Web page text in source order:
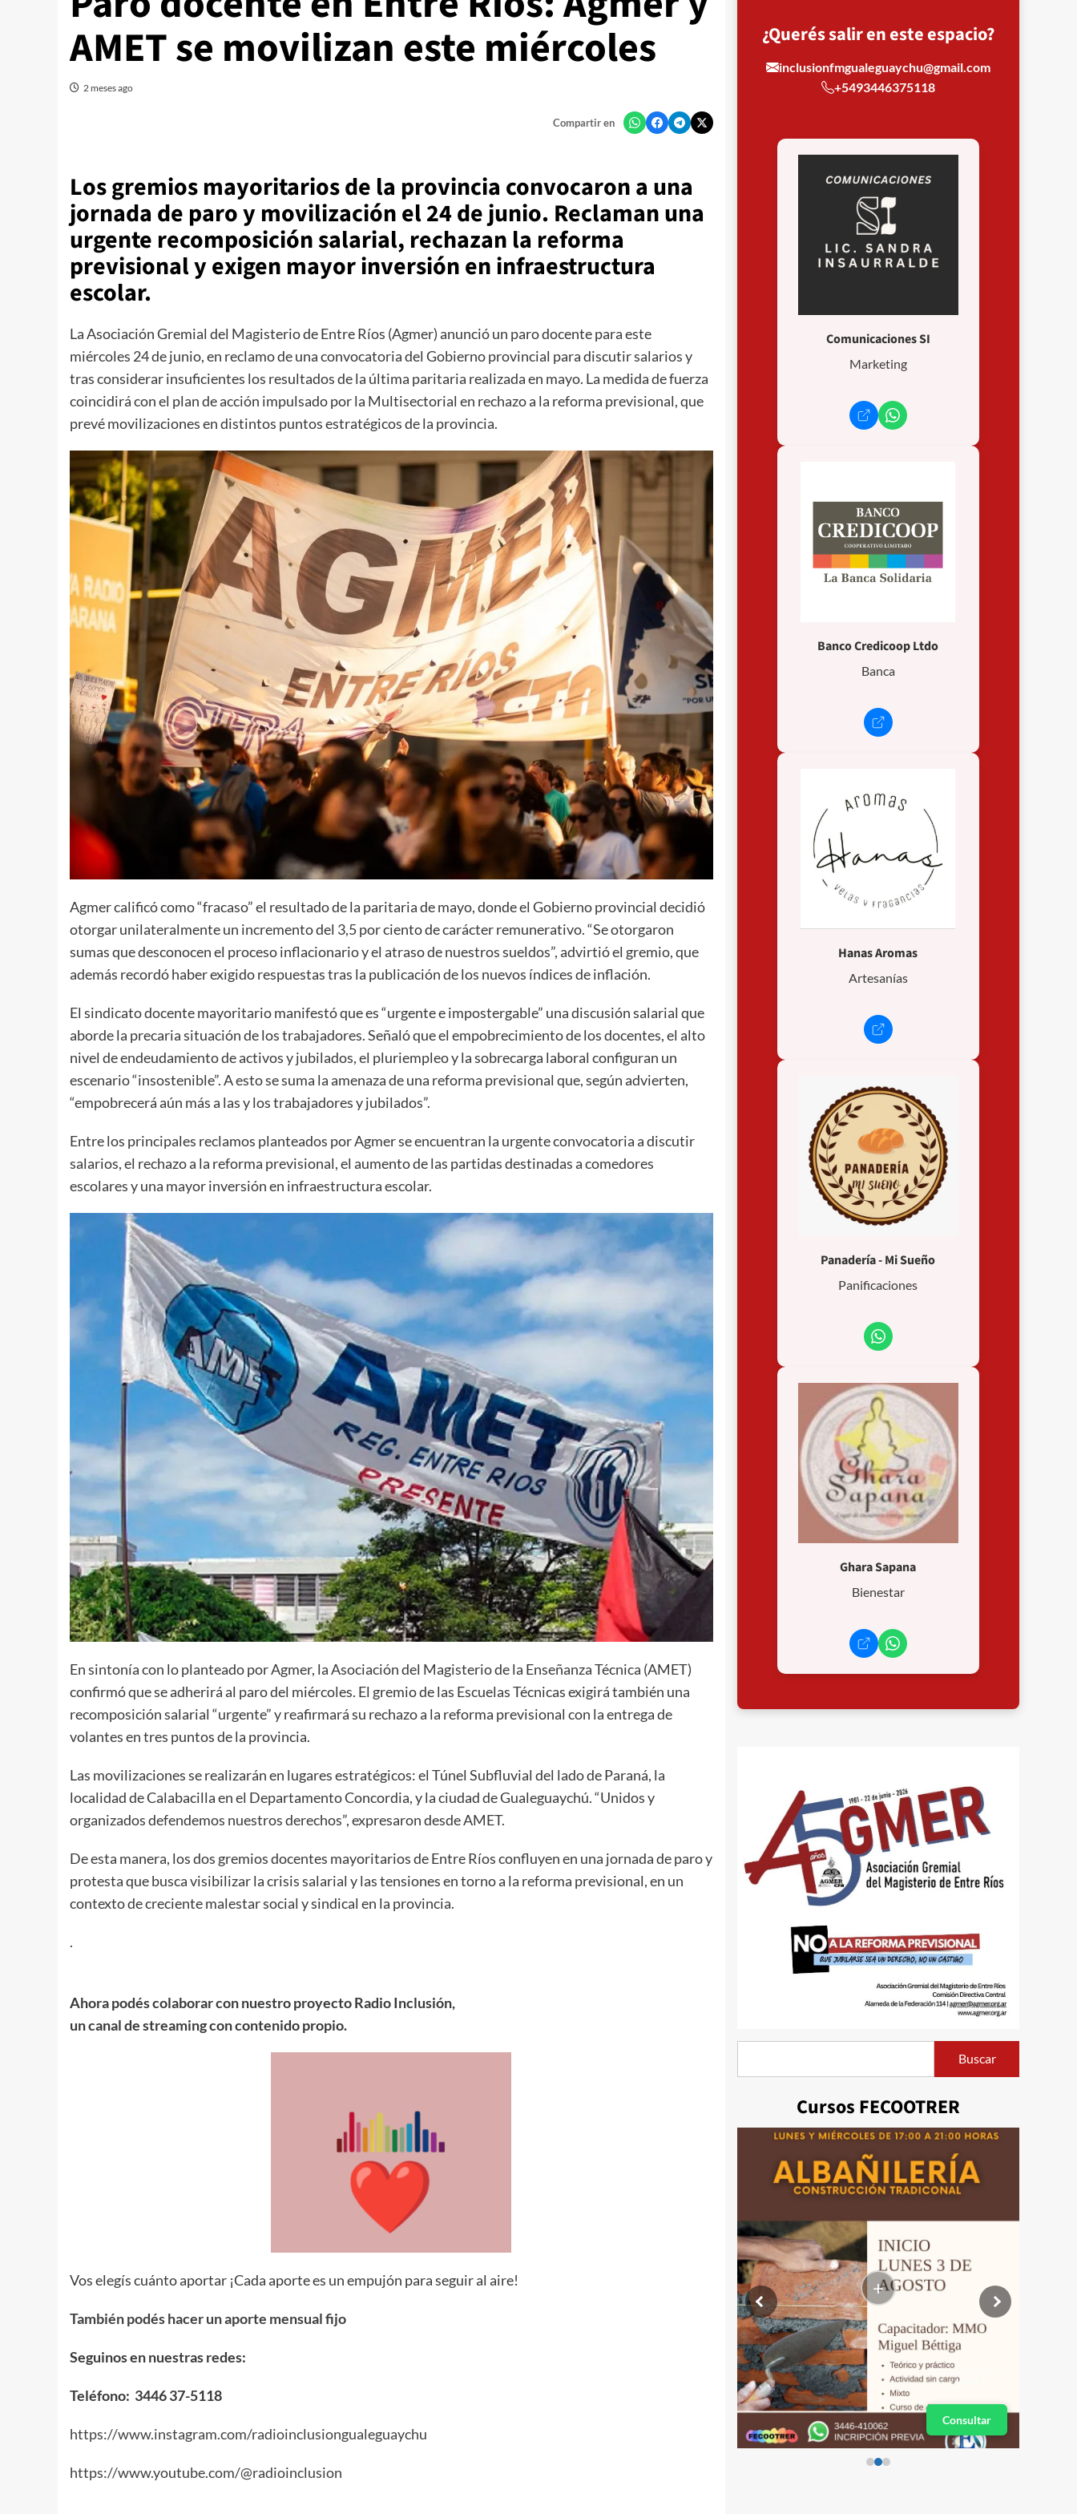
AMET se movilizan este miércoles
2 meses ago
Compartir en
Los gremios mayoritarios de la provincia convocaron a una
jornada de paro y movilización el 24 de junio. Reclaman una
urgente recomposición salarial, rechazan la reforma
previsional y exigen mayor inversión en infraestructura
escolar.
La Asociación Gremial del Magisterio de Entre Ríos (Agmer) anunció un paro docente para este
miércoles 24 de junio, en reclamo de una convocatoria del Gobierno provincial para discutir salarios y
tras considerar insuficientes los resultados de la última paritaria realizada en mayo. La medida de fuerza
coincidirá con el plan de acción impulsado por la Multisectorial en rechazo a la reforma previsional, que
prevé movilizaciones en distintos puntos estratégicos de la provincia.
Agmer calificó como “fracaso” el resultado de la paritaria de mayo, donde el Gobierno provincial decidió
otorgar unilateralmente un incremento del 3,5 por ciento de carácter remunerativo. “Se otorgaron
sumas que desconocen el proceso inflacionario y el atraso de nuestros sueldos”, advirtió el gremio, que
además recordó haber exigido respuestas tras la publicación de los nuevos índices de inflación.
El sindicato docente mayoritario manifestó que es “urgente e impostergable” una discusión salarial que
aborde la precaria situación de los trabajadores. Señaló que el empobrecimiento de los docentes, el alto
nivel de endeudamiento de activos y jubilados, el pluriempleo y la sobrecarga laboral configuran un
escenario “insostenible”. A esto se suma la amenaza de una reforma previsional que, según advierten,
“empobrecerá aún más a las y los trabajadores y jubilados”.
Entre los principales reclamos planteados por Agmer se encuentran la urgente convocatoria a discutir
salarios, el rechazo a la reforma previsional, el aumento de las partidas destinadas a comedores
escolares y una mayor inversión en infraestructura escolar.
En sintonía con lo planteado por Agmer, la Asociación del Magisterio de la Enseñanza Técnica (AMET)
confirmó que se adherirá al paro del miércoles. El gremio de las Escuelas Técnicas exigirá también una
recomposición salarial “urgente” y reafirmará su rechazo a la reforma previsional con la entrega de
volantes en tres puntos de la provincia.
Las movilizaciones se realizarán en lugares estratégicos: el Túnel Subfluvial del lado de Paraná, la
localidad de Calabacilla en el Departamento Concordia, y la ciudad de Gualeguaychú. “Unidos y
organizados defendemos nuestros derechos”, expresaron desde AMET.
De esta manera, los dos gremios docentes mayoritarios de Entre Ríos confluyen en una jornada de paro y
protesta que busca visibilizar la crisis salarial y las tensiones en torno a la reforma previsional, en un
contexto de creciente malestar social y sindical en la provincia.
.
Ahora podés colaborar con nuestro proyecto Radio Inclusión,
un canal de streaming con contenido propio.
Vos elegís cuánto aportar ¡Cada aporte es un empujón para seguir al aire!
También podés hacer un aporte mensual fijo
Seguinos en nuestras redes:
Teléfono: 3446 37-5118
https://www.instagram.com/radioinclusiongualeguaychu
https://www.youtube.com/@radioinclusion
¿Querés salir en este espacio?
inclusionfmgualeguaychu@gmail.com
+5493446375118
Comunicaciones SI
Marketing
Banco Credicoop Ltdo
Banca
Hanas Aromas
Artesanías
Panadería - Mi Sueño
Panificaciones
Ghara Sapana
Bienestar
Buscar
Cursos FECOOTRER
+
Consultar